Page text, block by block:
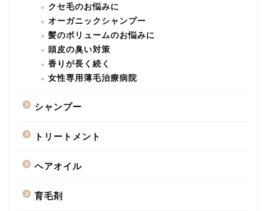
クセ毛のお悩みに
オーガニックシャンプー
髪のボリュームのお悩みに
頭皮の臭い対策
香りが長く続く
女性専用薄毛治療病院
シャンプー
トリートメント
ヘアオイル
育毛剤